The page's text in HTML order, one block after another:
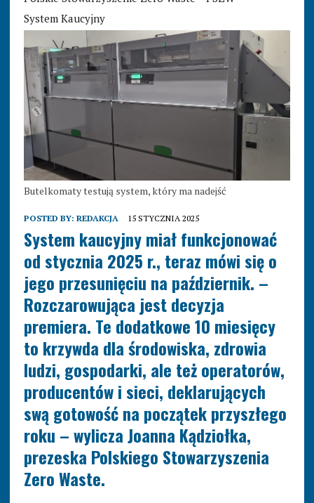
System Kaucyjny
Butelkomaty testują system, który ma nadejść
POSTED BY: REDAKCJA 15 STYCZNIA 2025
System kaucyjny miał funkcjonować
od stycznia 2025 r., teraz mówi się o
jego przesunięciu na październik. –
Rozczarowująca jest decyzja
premiera. Te dodatkowe 10 miesięcy
to krzywda dla środowiska, zdrowia
ludzi, gospodarki, ale też operatorów,
producentów i sieci, deklarujących
swą gotowość na początek przyszłego
roku – wylicza Joanna Kądziołka,
prezeska Polskiego Stowarzyszenia
Zero Waste.